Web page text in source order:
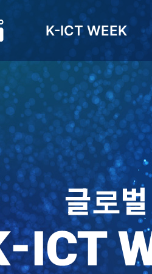
K-ICT WEEK
글로